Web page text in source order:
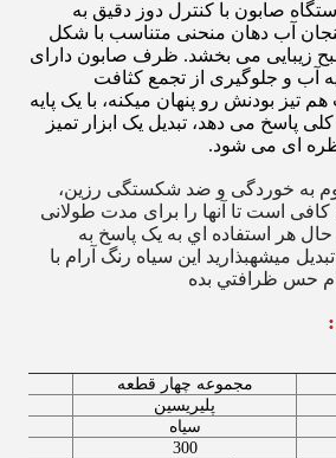
صابون با کنترل دوز دقیق به
آب دهان منحنی متناسب با شکل
زیبایی می بخشد. ظرف صابون دارای
آب و جلوگیری از تجمع کثافت
تیز بودنش رو پنهان میکنه، با یک پایه
پاسخ می دهد، تبدیل یک ابزار تمیز
ای می شود.
به خوردگی و ضد شکستگی رزین،
است تا آنها را برای مدت طولانی
هر استفاده اي به يک پاسخ به
ميشهبذاريد اين سياه رنگ آرام با
حس ظرافتي بده
مجموعه چهار قطعه
پلیریسین
سیاه
300